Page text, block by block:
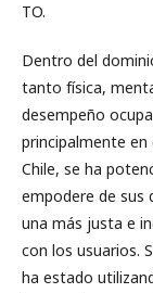
TO.
Dentro del
tanto física,
desempeño
principalmente
Chile, se ha
empodere de sus
una más justa e
con los usuarios.
ha estado